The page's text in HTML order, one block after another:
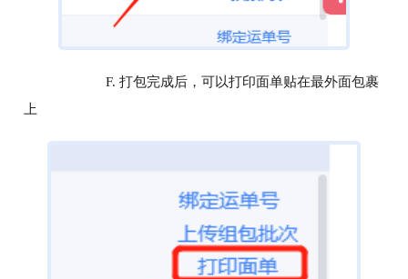
F. 打包完成后，可以打印面单贴在最外面包裹
上